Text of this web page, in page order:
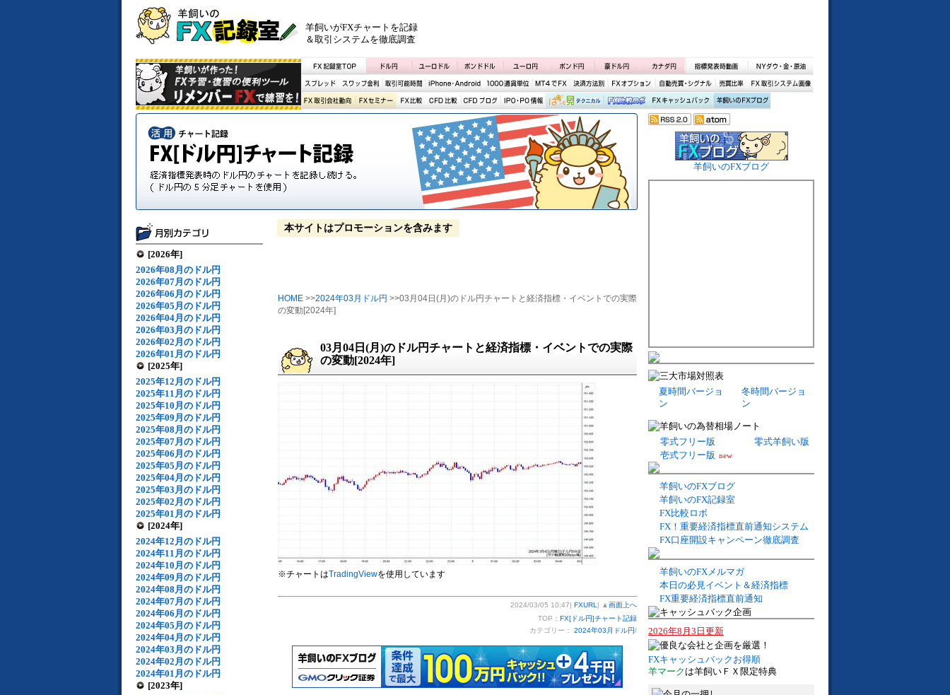
羊飼いがFXチャートを記録
＆取引システムを徹底調査
[2026年]
2026年08月のドル円
2026年07月のドル円
2026年06月のドル円
2026年05月のドル円
2026年04月のドル円
2026年03月のドル円
2026年02月のドル円
2026年01月のドル円
[2025年]
2025年12月のドル円
2025年11月のドル円
2025年10月のドル円
2025年09月のドル円
2025年08月のドル円
2025年07月のドル円
2025年06月のドル円
2025年05月のドル円
2025年04月のドル円
2025年03月のドル円
2025年02月のドル円
2025年01月のドル円
[2024年]
2024年12月のドル円
2024年11月のドル円
2024年10月のドル円
2024年09月のドル円
2024年08月のドル円
2024年07月のドル円
2024年06月のドル円
2024年05月のドル円
2024年04月のドル円
2024年03月のドル円
2024年02月のドル円
2024年01月のドル円
[2023年]
本サイトはプロモーションを含みます
HOME >>2024年03月ドル円 >>03月04日(月)のドル円チャートと経済指標・イベントでの実際
の変動[2024年]
03月04日(月)のドル円チャートと経済指標・イベントでの実際
の変動[2024年]
※チャートはTradingViewを使用しています
2024/03/05 10:47| FXURL | ▲ 画面上へ
TOP： FX[ドル円]チャート記録
カテゴリー： 2024年03月ドル円/
羊飼いのFXブログ
夏時間バージョ
ン
冬時間バージョ
ン
零式フリー版
零式羊飼い版
壱式フリー版 new
羊飼いのFXブログ
羊飼いのFX記録室
FX比較ロボ
FX！重要経済指標直前通知システム
FX口座開設キャンペーン徹底調査
羊飼いのFXメルマガ
本日の必見イベント＆経済指標
FX重要経済指標直前通知
2026年8月3日更新
FXキャッシュバックお得順
羊マーク は羊飼いＦＸ限定特典